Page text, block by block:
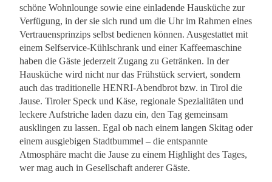
schöne Wohnlounge sowie eine einladende Hausküche zur
Verfügung, in der sie sich rund um die Uhr im Rahmen eines
Vertrauensprinzips selbst bedienen können. Ausgestattet mit
einem Selfservice-Kühlschrank und einer Kaffeemaschine
haben die Gäste jederzeit Zugang zu Getränken. In der
Hausküche wird nicht nur das Frühstück serviert, sondern
auch das traditionelle HENRI-Abendbrot bzw. in Tirol die
Jause. Tiroler Speck und Käse, regionale Spezialitäten und
leckere Aufstriche laden dazu ein, den Tag gemeinsam
ausklingen zu lassen. Egal ob nach einem langen Skitag oder
einem ausgiebigen Stadtbummel – die entspannte
Atmosphäre macht die Jause zu einem Highlight des Tages,
wer mag auch in Gesellschaft anderer Gäste.